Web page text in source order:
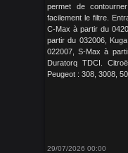
permet de
facilement le filtre.
C-Max à partir du
partir du 032006,
022007, S-Max à
Duratorq TDCI.
Peugeot : 308, 3008,
29/07/2026 00:00